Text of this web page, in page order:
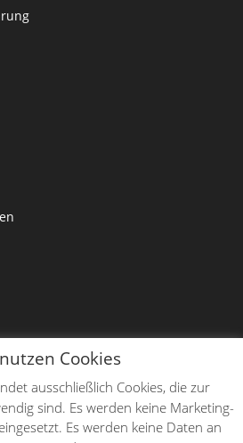
Cookies
ausschließlich Cookies, die zur
sind. Es werden keine Marketing-
Es werden keine Daten an